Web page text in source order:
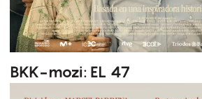
BKK-mozi: EL 47